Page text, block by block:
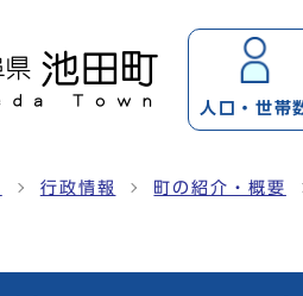
人口・世帯
行政情報 町の紹介・概要